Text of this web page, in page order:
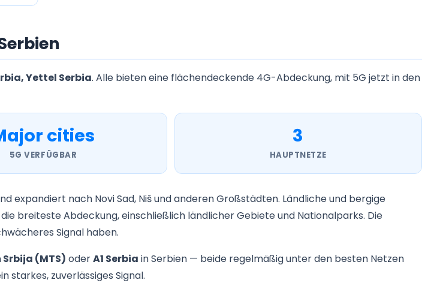
Yettel Serbia. Alle bieten eine flächendeckende 4G-Abdeckung, mit 5G jetzt in den
cities
5G VERFÜGBAR
3
HAUPTNETZE
expandiert nach Novi Sad, Niš und anderen Großstädten. Ländliche und bergige
breiteste Abdeckung, einschließlich ländlicher Gebiete und Nationalparks. Die
Signal haben.
(MTS) oderA1 Serbia in Serbien — beide regelmäßig unter den besten Netzen
starkes, zuverlässiges Signal.